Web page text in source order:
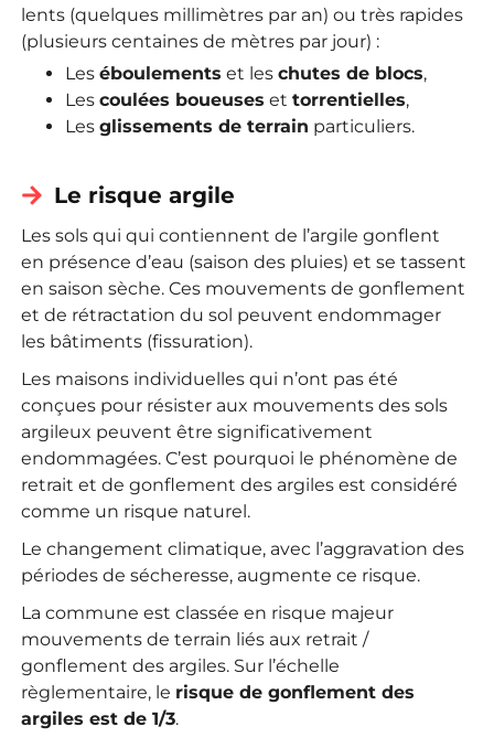
lents (quelques millimètres par an) ou très rapides
(plusieurs centaines de mètres par jour) :
Les éboulements et les chutes de blocs,
Les coulées boueuses et torrentielles,
Les glissements de terrain particuliers.
Le risque argile
Les sols qui qui contiennent de l’argile gonflent
en présence d’eau (saison des pluies) et se tassent
en saison sèche. Ces mouvements de gonflement
et de rétractation du sol peuvent endommager
les bâtiments (fissuration).
Les maisons individuelles qui n’ont pas été
conçues pour résister aux mouvements des sols
argileux peuvent être significativement
endommagées. C’est pourquoi le phénomène de
retrait et de gonflement des argiles est considéré
comme un risque naturel.
Le changement climatique, avec l’aggravation des
périodes de sécheresse, augmente ce risque.
La commune est classée en risque majeur
mouvements de terrain liés aux retrait /
gonflement des argiles. Sur l’échelle
règlementaire, le risque de gonflement des
argiles est de 1/3.